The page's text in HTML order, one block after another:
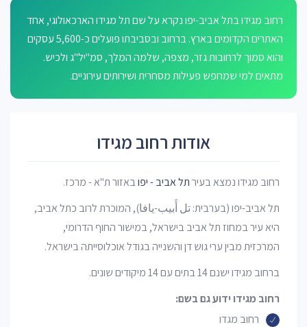
רחוב מגידו בתל אביב-יפו נקרא על שם תל מגידו הארכאולוגי, אחד
האתרים הקדומים בארץ. ברחוב ובסביבתו פועלים כ-5,600 עסקים
והוא סמוך לרחובות גזר, מצפה, שלמה המלך, סמ"יל"ג ולכיש.
מתאים למי שמחפש פעילות מסחרית ושירותים עירוניים.
אודות רחוב מגידו
רחוב מגידו נמצא בעירתל אביב - יפובאזור ת"א - מרכז.
תל אביב-יפו (בערבית: تل أَبيب-يافا), המוכרת לרוב כתל אביב,
היא עיר במחוז תל אביב בישראל, במישור החוף הדרומי,
המרכזית מבין ערי גוש דן והשנייה בגודל אוכלוסייתה בישראל.
ברחוב מגידו ישנם 14 בתים עם 14 מיקודים שונים.
רחוב מגידו ידוע גם בשם:
רחוב מגדו